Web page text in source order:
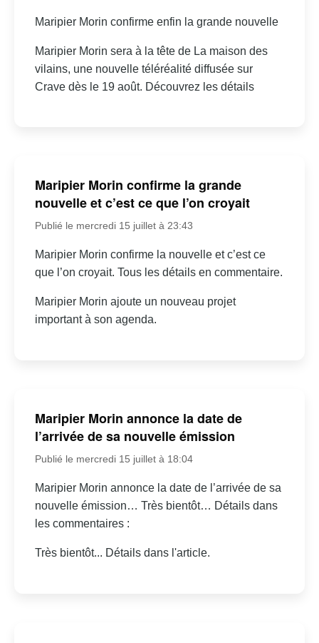
Maripier Morin confirme enfin la grande nouvelle
Maripier Morin sera à la tête de La maison des
vilains, une nouvelle téléréalité diffusée sur
Crave dès le 19 août. Découvrez les détails
Maripier Morin confirme la grande
nouvelle et c’est ce que l’on croyait
Publié le mercredi 15 juillet à 23:43
Maripier Morin confirme la nouvelle et c’est ce
que l’on croyait. Tous les détails en commentaire.
Maripier Morin ajoute un nouveau projet
important à son agenda.
Maripier Morin annonce la date de
l’arrivée de sa nouvelle émission
Publié le mercredi 15 juillet à 18:04
Maripier Morin annonce la date de l’arrivée de sa
nouvelle émission… Très bientôt… Détails dans
les commentaires :
Très bientôt... Détails dans l'article.